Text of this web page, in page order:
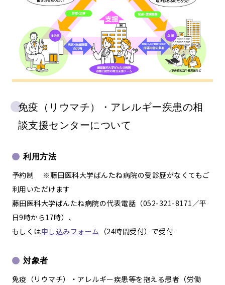
免疫（リウマチ）・アレルギー疾患の相
談支援センターについて
利用方法
予約制 ※藤田医科大学ばんたね病院の受診歴がなくてもご
利用いただけます
藤田医科大学ばんたね病院の代表電話（052-321-8171／平
日9時から17時）、
もしくは申し込みフォーム （24時間受付）で受付
対象者
免疫（リウマチ）・アレルギー疾患等を抱える患者（労働